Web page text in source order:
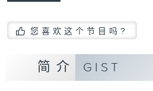
您喜欢这个节目吗?
简介 GIST